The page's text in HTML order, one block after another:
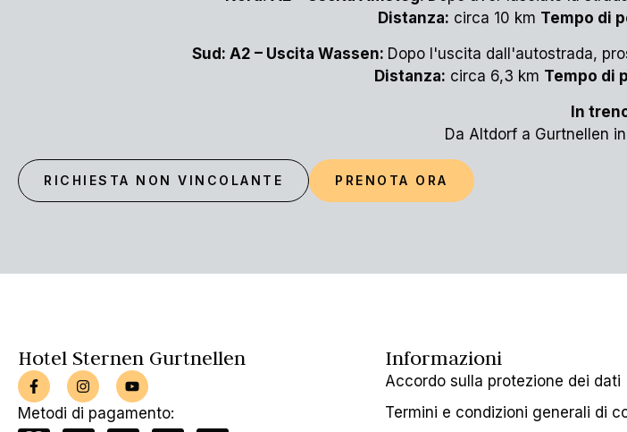
Distanza: circa 10 km Tempo di
Sud: A2 – Uscita Wassen: Dopo l'uscita dall'autostrada,
Distanza: circa 6,3 km Tempo di
In
Da Altdorf a Gurtnellen
RICHIESTA NON VINCOLANTE PRENOTA ORA
Hotel Sternen Gurtnellen
Metodi di pagamento:
Informazioni
Accordo sulla protezione dei dati
Termini e condizioni generali di